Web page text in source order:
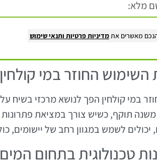
מאשרים אתמדיניות פרטיות ותנאי שימוש
החוזר במי קולחין
במי קולחין הפך לנושא מרכזי בשיח
תוקף, כשיש צורך במציאת פתרונות
לשמש במגוון רחב של יישומים,
טכנולוגית בתחום המים